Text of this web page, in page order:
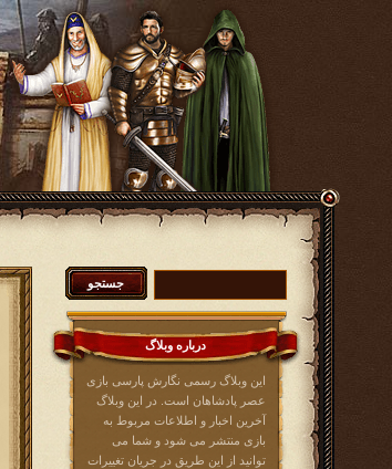
درباره وبلاگ
این وبلاگ رسمی نگارش پارسی بازی
عصر پادشاهان است. در این وبلاگ
آخرین اخبار و اطلاعات مربوط به
بازی منتشر می شود و شما می
توانید از این طریق در جریان تغییرات